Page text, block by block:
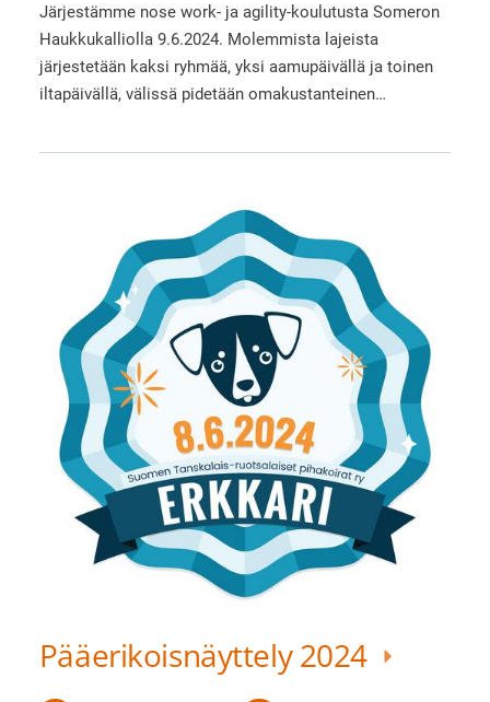
Järjestämme nose work- ja agility-koulutusta Someron
Haukkukalliolla 9.6.2024. Molemmista lajeista
järjestetään kaksi ryhmää, yksi aamupäivällä ja toinen
iltapäivällä, välissä pidetään omakustanteinen…
Pääerikoisnäyttely 2024